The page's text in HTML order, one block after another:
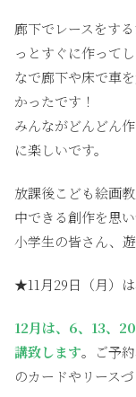
廊下でレースをす
っとすぐに作って
なで廊下や床で車
かったです！
みんながどんどん
に楽しいです。
放課後こども絵画
中できる創作を思
小学生の皆さん、
★11月29日（月）
12月は、6、13、
講致します。ご予
のカードやリース